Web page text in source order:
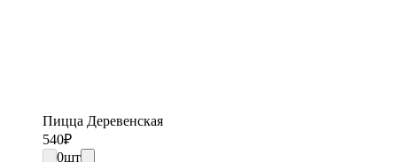
Пицца Деревенская
540₽
0шт